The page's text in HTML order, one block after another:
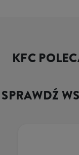
KFC
SPRAWDŹ